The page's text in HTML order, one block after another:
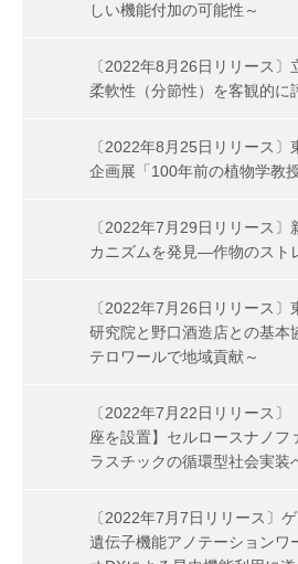
しい機能付加の可能性～
〔2022年8月26日リリース
柔軟性（分節性）を客観的に
〔2022年8月25日リリース
企画展「100年前の植物学教
〔2022年7月29日リリース
カニズムを発見―作物のス
〔2022年7月26日リリース
研究院と野口酒造店との基本
テロワールで地域貢献～
〔2022年7月22日リリース
座を設置】セルロースナノフ
ラスチックの循環型社会実装
〔2022年7月7日リリース〕
遺伝子機能アノテーションワ